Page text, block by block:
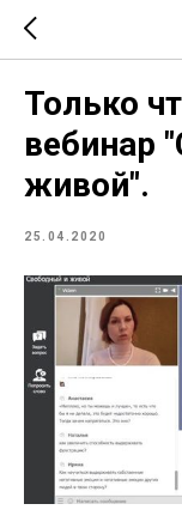
Только
вебинар
живой".
25.04.2020